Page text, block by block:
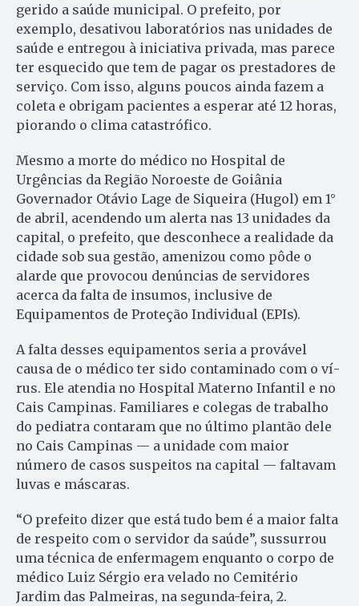
gerido a saúde mu­ni­cipal. O prefeito, por
exemplo, de­sativou laboratórios nas unidades de
saúde e entregou à iniciativa privada, mas parece
ter esquecido que tem de pagar os prestadores de
serviço. Com isso, alguns poucos ain­da fazem a
coleta e obrigam pa­ci­en­tes a esperar até 12 horas,
piorando o clima catastrófico.
Mesmo a morte do médico no Hos­pital de
Urgências da Região No­roeste de Goiânia
Governador Otá­vio Lage de Siqueira (Hugol) em 1°
de abril, acendendo um aler­ta nas 13 unidades da
capital, o prefeito, que desconhece a realidade da
cidade sob sua gestão, amenizou como pôde o
alarde que provocou denúncias de servidores
acerca da falta de insumos, inclusive de
Equipamentos de Proteção Individual (EPIs).
A falta desses equipamentos se­ria a provável
causa de o médico ter sido contaminado com o ví­
rus. Ele atendia no Hospital Ma­terno Infantil e no
Cais Cam­pi­nas. Familiares e colegas de trabalho
do pediatra contaram que no último plantão dele
no Cais Cam­pinas — a unidade com mai­or
número de casos suspeitos na capital — faltavam
luvas e máscaras.
“O prefeito dizer que está tu­do bem é a maior falta
de respeito com o servidor da saúde”, sus­surrou
uma técnica de enfermagem enquanto o corpo de
mé­dico Luiz Sérgio era velado no Cemitério
Jardim das Pal­mei­ras, na segunda-feira, 2.